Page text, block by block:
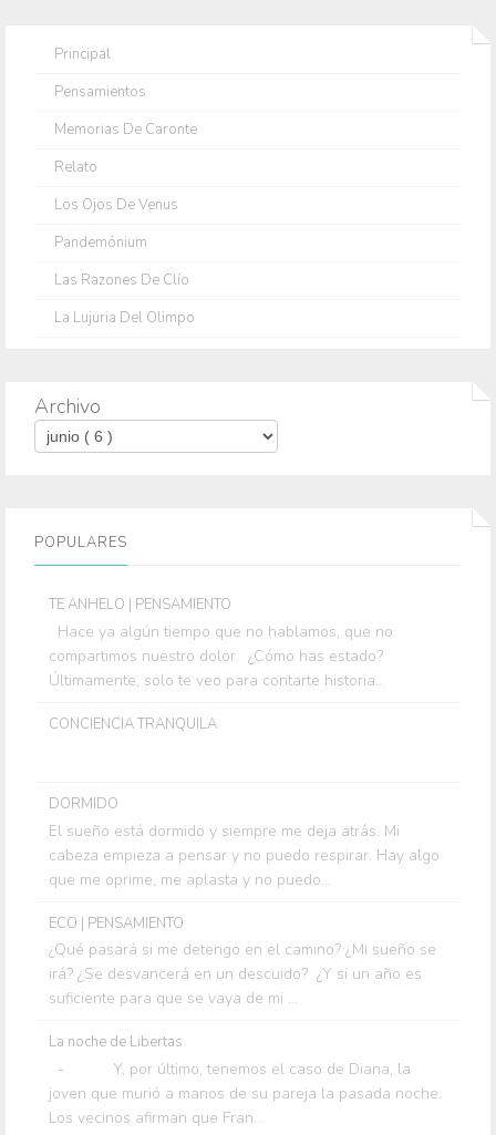
Principal
Pensamientos
Memorias De Caronte
Relato
Los Ojos De Venus
Pandemónium
Las Razones De Clío
La Lujuria Del Olimpo
Archivo
POPULARES
TE ANHELO | PENSAMIENTO
Hace ya algún tiempo que no hablamos, que no
compartimos nuestro dolor. ¿Cómo has estado?
Últimamente, solo te veo para contarte historia...
CONCIENCIA TRANQUILA
DORMIDO
El sueño está dormido y siempre me deja atrás. Mi
cabeza empieza a pensar y no puedo respirar. Hay algo
que me oprime, me aplasta y no puedo...
ECO | PENSAMIENTO
¿Qué pasará si me detengo en el camino? ¿Mi sueño se
irá? ¿Se desvancerá en un descuido? ¿Y si un año es
suficiente para que se vaya de mi ...
La noche de Libertas
- Y, por último, tenemos el caso de Diana, la
joven que murió a manos de su pareja la pasada noche.
Los vecinos afirman que Fran...